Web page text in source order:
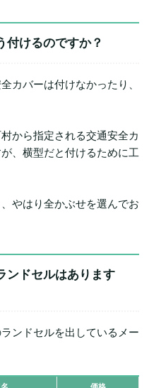
付けるのですか？
カバーは付けなかったり、
から指定される交通安全カ
、横型だと付けるために工
やはり全かぶせを選んでお
ンドセルはあります
ンドセルを出しているメー